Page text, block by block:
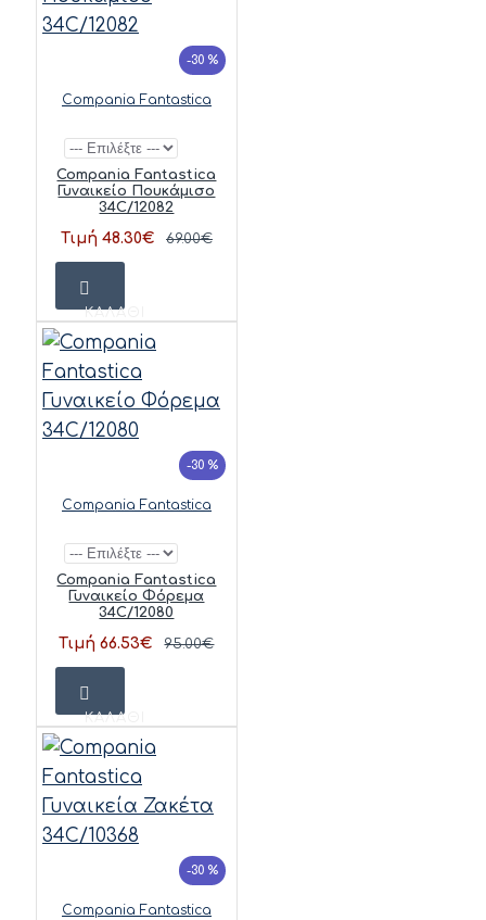
-30 %
Compania Fantastica
Compania Fantastica
Γυναικείο Πουκάμισο
34C/12082
Τιμή 48.30€ 69.00€
ΚΑΛΆΘΙ
-30 %
Compania Fantastica
Compania Fantastica
Γυναικείο Φόρεμα
34C/12080
Τιμή 66.53€ 95.00€
ΚΑΛΆΘΙ
-30 %
Compania Fantastica